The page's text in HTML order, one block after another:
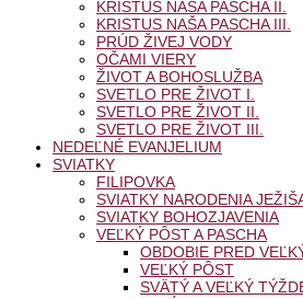
KRISTUS NAŠA PASCHA II.
KRISTUS NAŠA PASCHA III.
PRÚD ŽIVEJ VODY
OČAMI VIERY
ŽIVOT A BOHOSLUŽBA
SVETLO PRE ŽIVOT I.
SVETLO PRE ŽIVOT II.
SVETLO PRE ŽIVOT III.
NEDEĽNÉ EVANJELIUM
SVIATKY
FILIPOVKA
SVIATKY NARODENIA
SVIATKY BOHOZJAVENIA
VEĽKÝ PÔST A PASCHA
OBDOBIE PRED
VEĽKÝ PÔST
SVÄTÝ A VEĽKÝ